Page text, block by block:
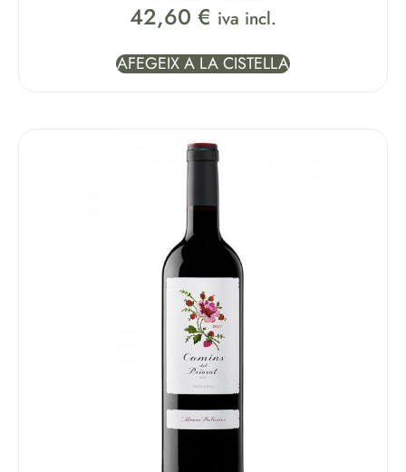
42,60 € iva incl.
AFEGEIX A LA CISTELLA